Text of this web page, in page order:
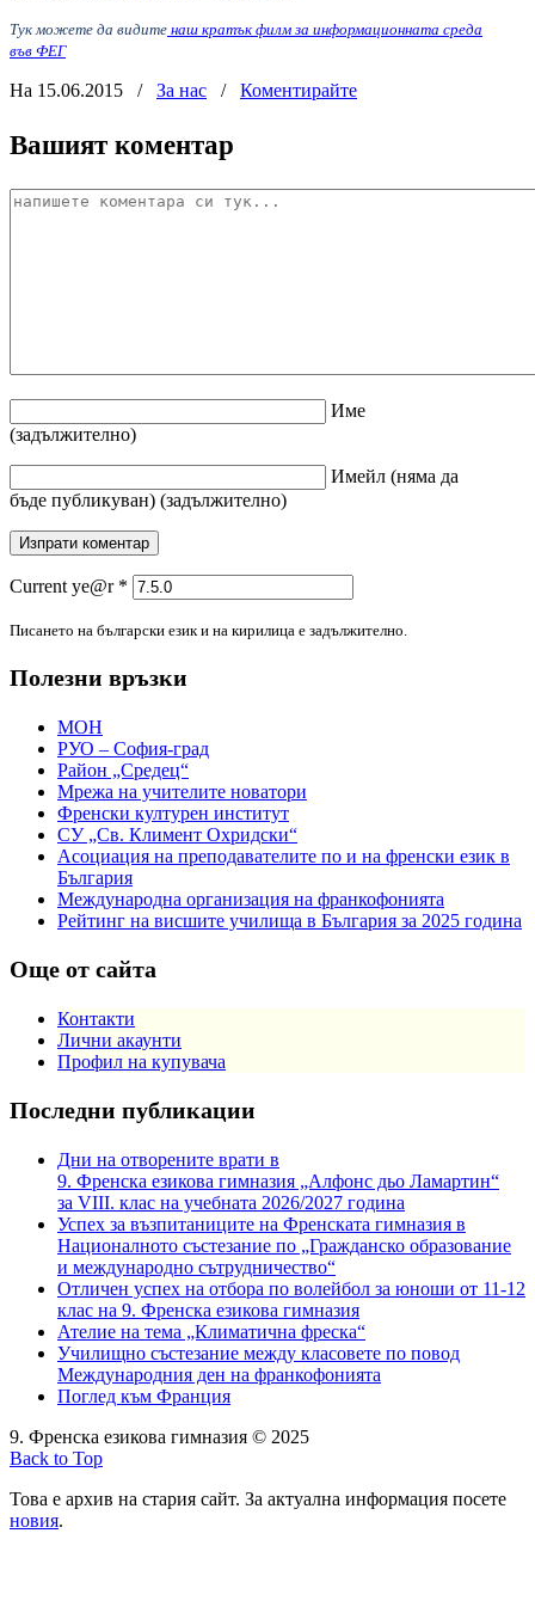
Тук можете да видите наш кратък филм за информационната среда
във ФЕГ
На 15.06.2015 / За нас / Коментирайте
Вашият коментар
Име
(задължително)
Имейл (няма да
бъде публикуван) (задължително)
Current ye@r *
Писането на български език и на кирилица е задължително.
Полезни връзки
МОН
РУО – София-град
Район „Средец“
Мрежа на учителите новатори
Френски културен институт
СУ „Св. Климент Охридски“
Асоциация на преподавателите по и на френски език в
България
Международна организация на франкофонията
Рейтинг на висшите училища в България за 2025 година
Още от сайта
Контакти
Лични акаунти
Профил на купувача
Последни публикации
Дни на отворените врати в
9. Френска езикова гимназия „Алфонс дьо Ламартин“
за VIII. клас на учебната 2026/2027 година
Успех за възпитаниците на Френската гимназия в
Националното състезание по „Гражданско образование
и международно сътрудничество“
Отличен успех на отбора по волейбол за юноши от 11-12
клас на 9. Френска езикова гимназия
Ателие на тема „Климатична фреска“
Училищно състезание между класовете по повод
Международния ден на франкофонията
Поглед към Франция
9. Френска езикова гимназия © 2025
Back to Top
Това е архив на стария сайт. За актуална информация посете
новия.